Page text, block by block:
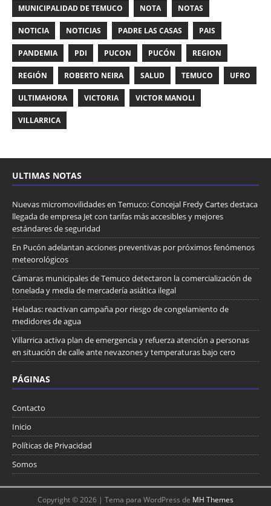
MUNICIPALIDAD DE TEMUCO NOTA NOTAS
NOTICIA NOTICIAS PADRE LAS CASAS PAIS
PANDEMIA PDI PUCON PUCÓN REGION
REGIÓN ROBERTO NEIRA SALUD TEMUCO UFRO
ULTIMAHORA VICTORIA VICTOR MANOLI
VILLARRICA
ULTIMAS NOTAS
Nuevas micromovilidades en Temuco: Concejal Fredy Cartes destaca
llegada de empresa Jet con tarifas más accesibles y mejores
estándares de seguridad
En Pucón adelantan acciones preventivas por próximos fenómenos
meteorológicos
Cámaras municipales de Temuco detectaron la comercialización de
tonelada y media de mercadería asiática ilegal
Heladas: reactivan campaña por riesgo de congelamiento de
medidores de agua
Villarrica activa plan de emergencia y refuerza atención a personas
en situación de calle ante nevazones y temperaturas bajo cero
PÁGINAS
Contacto
Inicio
Políticas de Privacidad
Somos
Copyright © 2026 | Tema para WordPress de MH Themes